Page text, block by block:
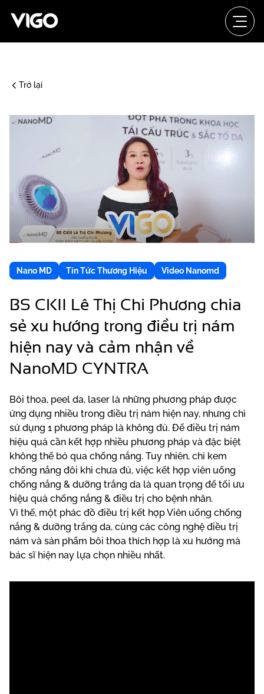
Trở lại
Nano MD Tin Tức Thương Hiệu Video Nanomd
BS CKII Lê Thị Chi Phương chia
sẻ xu hướng trong điều trị nám
hiện nay và cảm nhận về
NanoMD CYNTRA
Bôi thoa, peel da, laser là những phương pháp được
ứng dụng nhiều trong điều trị nám hiện nay, nhưng chỉ
sử dụng 1 phương pháp là không đủ. Để điều trị nám
hiệu quả cần kết hợp nhiều phương pháp và đặc biệt
không thể bỏ qua chống nắng. Tuy nhiên, chỉ kem
chống nắng đôi khi chưa đủ, việc kết hợp viên uống
chống nắng & dưỡng trắng da là quan trọng để tối ưu
hiệu quả chống nắng & điều trị cho bệnh nhân.
Vì thế, một phác đồ điều trị kết hợp Viên uống chống
nắng & dưỡng trắng da, cùng các công nghệ điều trị
nám và sản phẩm bôi thoa thích hợp là xu hướng mà
bác sĩ hiện nay lựa chọn nhiều nhất.